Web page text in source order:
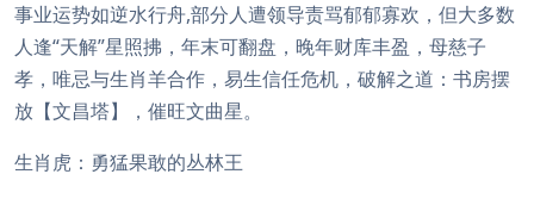
事业运势如逆水行舟,部分人遭领导责骂郁郁寡欢，但大多数
人逢“天解”星照拂，年末可翻盘，晚年财库丰盈，母慈子
孝，唯忌与生肖羊合作，易生信任危机，破解之道：书房摆
放【文昌塔】，催旺文曲星。
生肖虎：勇猛果敢的丛林王